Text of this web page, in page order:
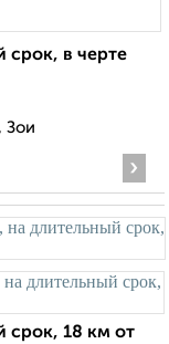
срок, в черте
Зои
›
срок, 18 км от